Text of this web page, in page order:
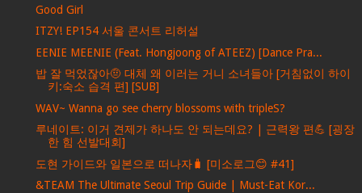
Good Girl
ITZY! EP154 서울 콘서트 리허설
EENIE MEENIE (Feat. Hongjoong of ATEEZ) [Dance Pra...
밥 잘 먹었잖아🤨 대체 왜 이러는 거니 소녀들아 [거침없이 하이
키:숙소 습격 편] [SUB]
WAV~ Wanna go see cherry blossoms with tripleS?
루네이트: 이거 견제가 하나도 안 되는데요? | 근력왕 편💪 [굉장
한 힘 선발대회]
도현 가이드와 일본으로 떠나자🧳 [미소로그😊 #41]
&TEAM The Ultimate Seoul Trip Guide | Must-Eat Kor...